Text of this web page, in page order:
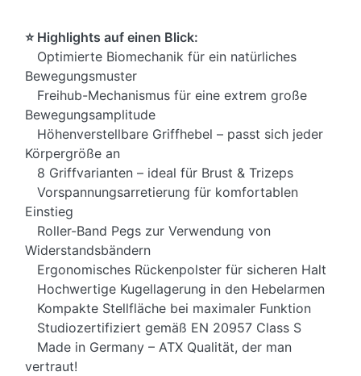
⭐ Highlights auf einen Blick:
Optimierte Biomechanik für ein natürliches
Bewegungsmuster
Freihub-Mechanismus für eine extrem große
Bewegungsamplitude
Höhenverstellbare Griffhebel – passt sich jeder
Körpergröße an
8 Griffvarianten – ideal für Brust & Trizeps
Vorspannungsarretierung für komfortablen
Einstieg
Roller-Band Pegs zur Verwendung von
Widerstandsbändern
Ergonomisches Rückenpolster für sicheren Halt
Hochwertige Kugellagerung in den Hebelarmen
Kompakte Stellfläche bei maximaler Funktion
Studiozertifiziert gemäß EN 20957 Class S
Made in Germany – ATX Qualität, der man
vertraut!